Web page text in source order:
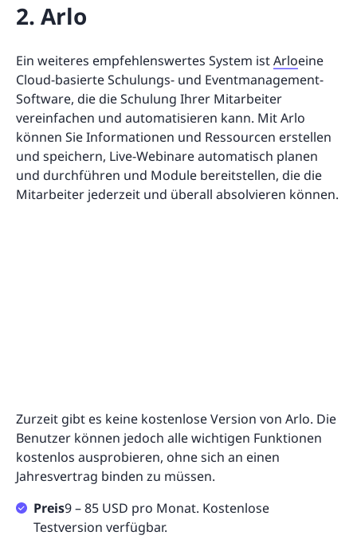
2. Arlo
Ein weiteres empfehlenswertes System istArloeine
Cloud-basierte Schulungs- und Eventmanagement-
Software, die die Schulung Ihrer Mitarbeiter
vereinfachen und automatisieren kann. Mit Arlo
können Sie Informationen und Ressourcen erstellen
und speichern, Live-Webinare automatisch planen
und durchführen und Module bereitstellen, die die
Mitarbeiter jederzeit und überall absolvieren können.
Zurzeit gibt es keine kostenlose Version von Arlo. Die
Benutzer können jedoch alle wichtigen Funktionen
kostenlos ausprobieren, ohne sich an einen
Jahresvertrag binden zu müssen.
Preis9 – 85 USD pro Monat. Kostenlose
Testversion verfügbar.